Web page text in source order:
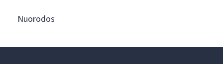
Nuorodos